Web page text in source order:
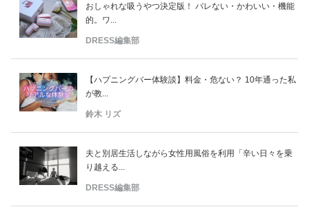
おしゃれな吸うやつ決定版！ バレない・かわいい・機能
的。ワ...
DRESS編集部
【ハプニングバー体験談】料金・危ない？ 10年通った私
が教...
鈴木 リズ
夫と別居生活しながら女性用風俗を利用「辛い日々を乗
り越える...
DRESS編集部